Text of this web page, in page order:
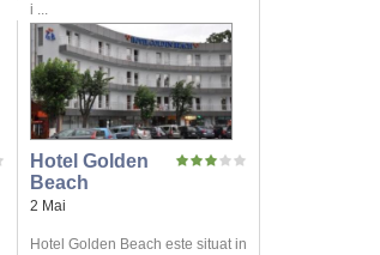
i ...
Hotel Golden
Beach
2 Mai
Hotel Golden Beach este situat in